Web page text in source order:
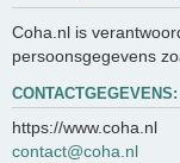
Coha.nl is
persoonsgegevens
CONTACTGEGEVENS:
https://www.coha.nl
contact@coha.nl